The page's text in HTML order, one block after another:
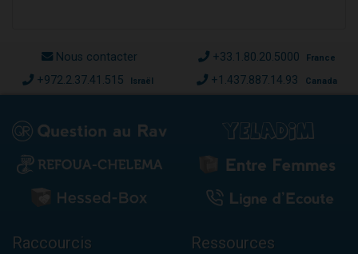
Nous contacter +33.1.80.20.5000 France
+972.2.37.41.515 Israël +1.437.887.14.93 Canada
Raccourcis Ressources